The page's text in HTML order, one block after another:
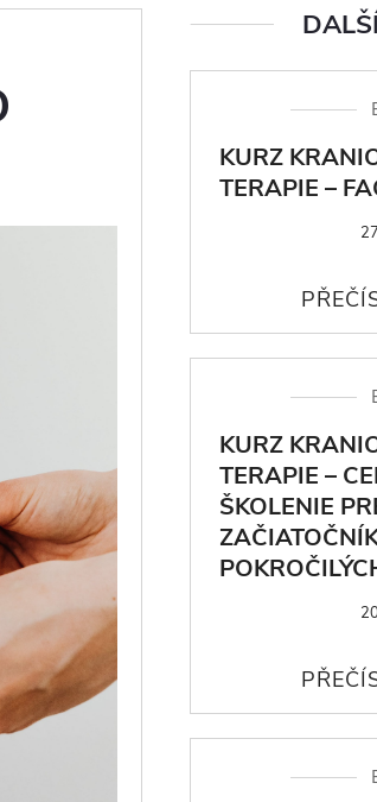
KURZ
TERAPIE –
KURZ
TERAPIE –
ŠKOLENIE